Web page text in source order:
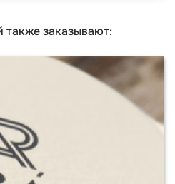
также заказывают: